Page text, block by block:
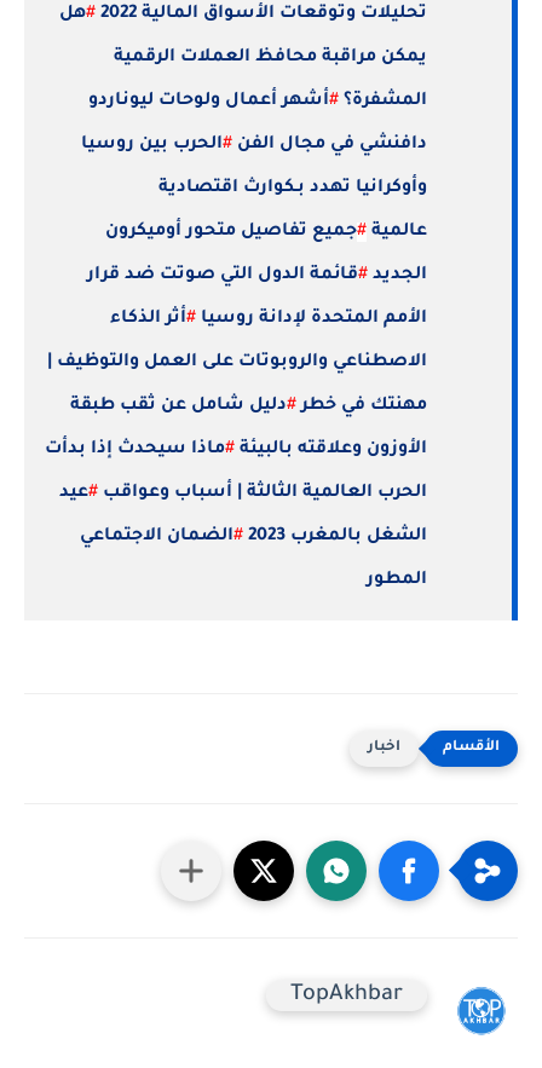
تحليلات وتوقعات الأسواق المالية 2022 #هل
يمكن مراقبة محافظ العملات الرقمية
المشفرة؟ #أشهر أعمال ولوحات ليوناردو
دافنشي في مجال الفن #الحرب بين روسيا
وأوكرانيا تهدد بـكوارث اقتصادية
عالمية #جميع تفاصيل متحور أوميكرون
الجديد #قائمة الدول التي صوتت ضد قرار
الأمم المتحدة لإدانة روسيا #أثر الذكاء
الاصطناعي والروبوتات على العمل والتوظيف |
مهنتك في خطر #دليل شامل عن ثقب طبقة
الأوزون وعلاقته بالبيئة #ماذا سيحدث إذا بدأت
الحرب العالمية الثالثة | أسباب وعواقب #عيد
الشغل بالمغرب 2023 #الضمان الاجتماعي
المطور
اخبار
TopAkhbar